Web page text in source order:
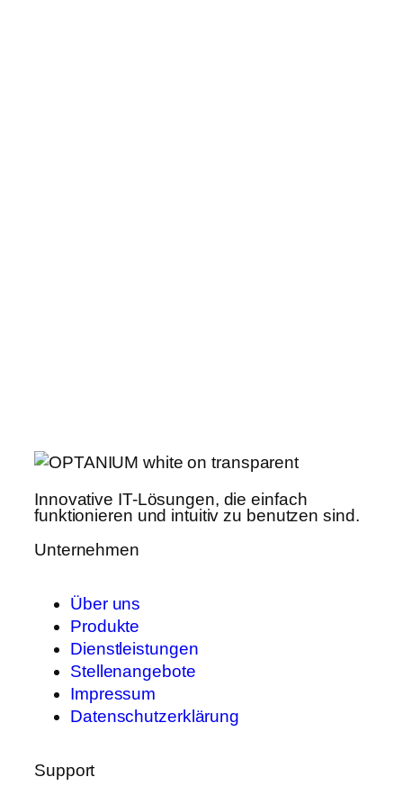
Innovative IT-Lösungen, die einfach
funktionieren und intuitiv zu benutzen sind.
Unternehmen
Über uns
Produkte
Dienstleistungen
Stellenangebote
Impressum
Datenschutzerklärung
Support